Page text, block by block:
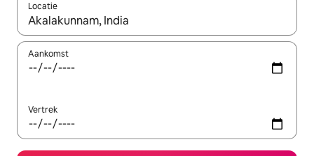
Locatie
Wanneer er suggesties beschikbaar zijn, maak je een keuze
Aankomst
Vertrek